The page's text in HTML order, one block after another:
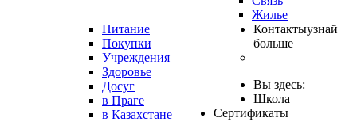
Жилье
Питание
Покупки
Учреждения
Здоровье
Досуг
Контактыузнай
больше
в Праге
в Казахстане
Вы здесь:
Школа
Сертификаты